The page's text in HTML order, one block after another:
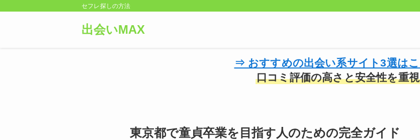
セフレ探しの方法
出会いMAX
⇒ おすすめの出会い系サイト3選は
口コミ評価の高さと安全性を重視
東京都で童貞卒業を目指す人のための完全ガイド